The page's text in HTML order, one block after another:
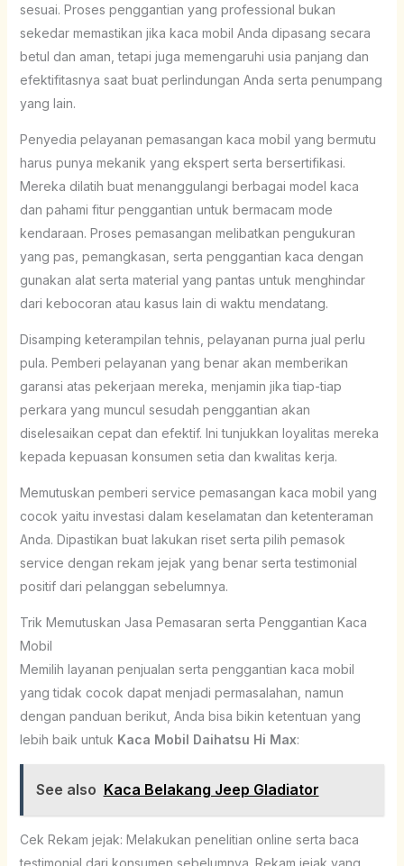
sesuai. Proses penggantian yang professional bukan
sekedar memastikan jika kaca mobil Anda dipasang secara
betul dan aman, tetapi juga memengaruhi usia panjang dan
efektifitasnya saat buat perlindungan Anda serta penumpang
yang lain.
Penyedia pelayanan pemasangan kaca mobil yang bermutu
harus punya mekanik yang ekspert serta bersertifikasi.
Mereka dilatih buat menanggulangi berbagai model kaca
dan pahami fitur penggantian untuk bermacam mode
kendaraan. Proses pemasangan melibatkan pengukuran
yang pas, pemangkasan, serta penggantian kaca dengan
gunakan alat serta material yang pantas untuk menghindar
dari kebocoran atau kasus lain di waktu mendatang.
Disamping keterampilan tehnis, pelayanan purna jual perlu
pula. Pemberi pelayanan yang benar akan memberikan
garansi atas pekerjaan mereka, menjamin jika tiap-tiap
perkara yang muncul sesudah penggantian akan
diselesaikan cepat dan efektif. Ini tunjukkan loyalitas mereka
kepada kepuasan konsumen setia dan kwalitas kerja.
Memutuskan pemberi service pemasangan kaca mobil yang
cocok yaitu investasi dalam keselamatan dan ketenteraman
Anda. Dipastikan buat lakukan riset serta pilih pemasok
service dengan rekam jejak yang benar serta testimonial
positif dari pelanggan sebelumnya.
Trik Memutuskan Jasa Pemasaran serta Penggantian Kaca
Mobil
Memilih layanan penjualan serta penggantian kaca mobil
yang tidak cocok dapat menjadi permasalahan, namun
dengan panduan berikut, Anda bisa bikin ketentuan yang
lebih baik untuk Kaca Mobil Daihatsu Hi Max:
See also Kaca Belakang Jeep Gladiator
Cek Rekam jejak: Melakukan penelitian online serta baca
testimonial dari konsumen sebelumnya. Rekam jejak yang